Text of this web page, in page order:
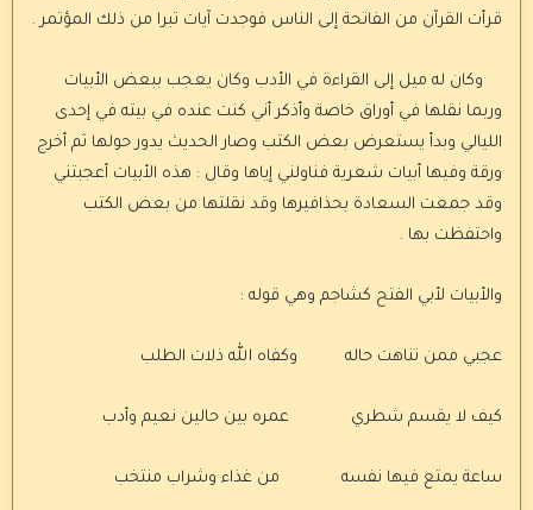
قرأت القرآن من الفاتحة إلى الناس فوجدت آيات تبرا من ذلك المؤتمر .
وكان له ميل إلى القراءة في الأدب وكان يعجب ببعض الأبيات
وربما نقلها في أوراق خاصة وأذكر أني كنت عنده في بيته في إحدى
الليالي وبدأ يستعرض بعض الكتب وصار الحديث يدور حولها ثم أخرج
ورقة وفيها أبيات شعرية فناولني إياها وقال : هذه الأبيات أعجبتني
وقد جمعت السعادة بحذافيرها وقد نقلتها من بعض الكتب
واحتفظت بها .
والأبيات لأبي الفتح كشاجم وهي قوله :
عجبي ممن تناهت حاله وكفاه الله ذلات الطلب
كيف لا يقسم شطري عمره بين حالين نعيم وأدب
ساعة يمتع فيها نفسه من غذاء وشراب منتخب